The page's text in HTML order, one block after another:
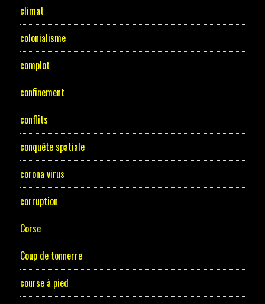
climat
colonialisme
complot
confinement
conflits
conquête spatiale
corona virus
corruption
Corse
Coup de tonnerre
course à pied